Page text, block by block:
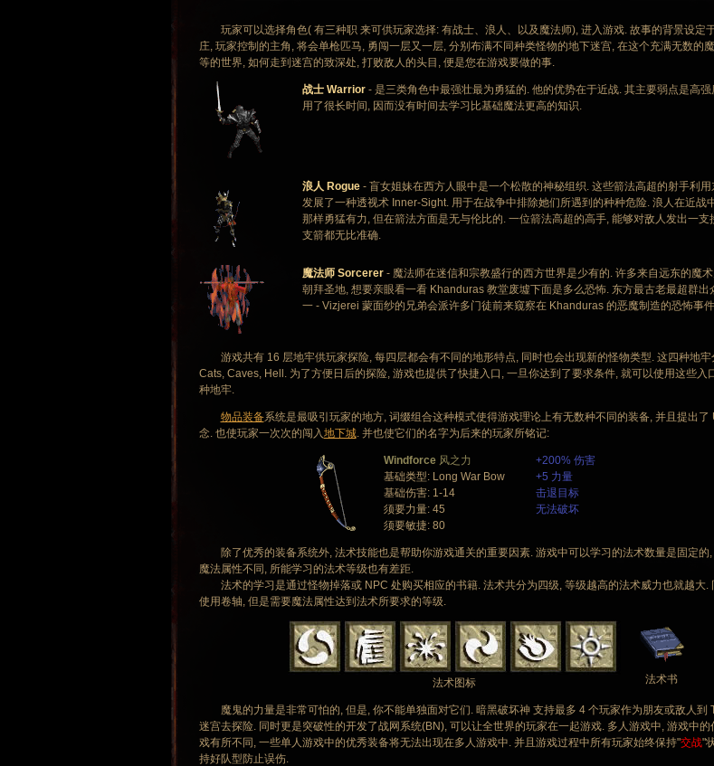
玩家可以选择角色( 有三种职 来可供玩家选择: 有战士、浪人、以及魔法师), 进入游戏. 故事的背景设定
庄, 玩家控制的主角, 将会单枪匹马, 勇闯一层又一层, 分别布满不同种类怪物的地下迷宫, 在这个充满无数的
等的世界, 如何走到迷宫的致深处, 打败敌人的头目, 便是您在游戏要做的事.
战士 Warrior- 是三类角色中最强壮最为勇猛的. 他的优势在于近战. 其主要弱点是高
用了很长时间, 因而没有时间去学习比基础魔法更高的知识.
浪人 Rogue- 盲女姐妹在西方人眼中是一个松散的神秘组织. 这些箭法高超的射手利用
发展了一种透视术 Inner-Sight. 用于在战争中排除她们所遇到的种种危险. 浪人在近战
那样勇猛有力, 但在箭法方面是无与伦比的. 一位箭法高超的高手, 能够对敌人发出一支
支箭都无比准确.
魔法师 Sorcerer- 魔法师在迷信和宗教盛行的西方世界是少有的. 许多来自远东的魔
朝拜圣地, 想要亲眼看一看 Khanduras 教堂废墟下面是多么恐怖. 东方最古老最超群出
一 - Vizjerei 蒙面纱的兄弟会派许多门徒前来窥察在 Khanduras 的恶魔制造的恐怖事
游戏共有 16 层地牢供玩家探险, 每四层都会有不同的地形特点, 同时也会出现新的怪物类型. 这四种地牢
Cats, Caves, Hell. 为了方便日后的探险, 游戏也提供了快捷入口, 一旦你达到了要求条件, 就可以使用这些入
种地牢.
物品装备系统是最吸引玩家的地方, 词缀组合这种模式使得游戏理论上有无数种不同的装备, 并且提出了
念. 也使玩家一次次的闯入地下城. 并也使它们的名字为后来的玩家所铭记:
Windforce 风之力
基础类型: Long War Bow
基础伤害: 1-14
须要力量: 45
须要敏捷: 80
+200% 伤害
+5 力量
击退目标
无法破坏
除了优秀的装备系统外, 法术技能也是帮助你游戏通关的重要因素. 游戏中可以学习的法术数量是固定的,
魔法属性不同, 所能学习的法术等级也有差距.
法术的学习是通过怪物掉落或 NPC 处购买相应的书籍. 法术共分为四级, 等级越高的法术威力也就越大.
使用卷轴, 但是需要魔法属性达到法术所要求的等级.
法术图标 法术书
魔鬼的力量是非常可怕的, 但是, 你不能单独面对它们. 暗黑破坏神 支持最多 4 个玩家作为朋友或敌人到
迷宫去探险. 同时更是突破性的开发了战网系统(BN), 可以让全世界的玩家在一起游戏. 多人游戏中, 游戏中的
戏有所不同, 一些单人游戏中的优秀装备将无法出现在多人游戏中. 并且游戏过程中所有玩家始终保持"交战"
持好队型防止误伤.